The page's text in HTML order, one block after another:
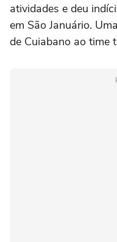
atividades e deu
em São Januário.
de Cuiabano ao time